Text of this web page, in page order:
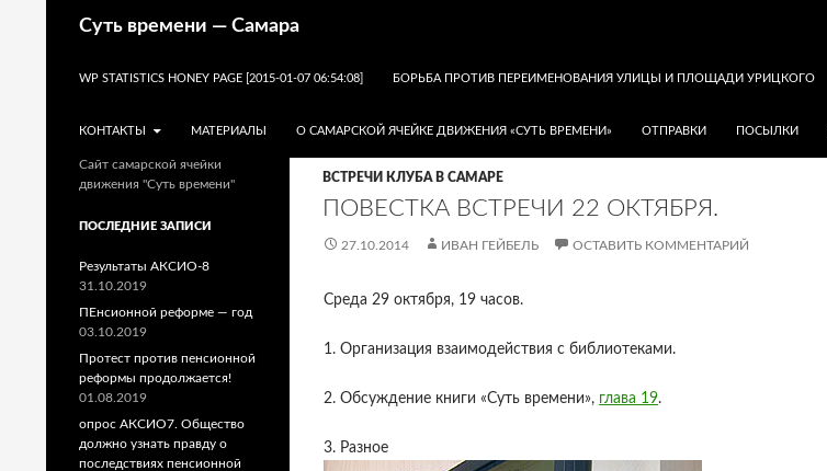
Суть времени — Самара
WP STATISTICS HONEY PAGE [2015-01-07 06:54:08]
БОРЬБА ПРОТИВ ПЕРЕИМЕНОВАНИЯ УЛИЦЫ И ПЛОЩАДИ УРИЦКОГО
КОНТАКТЫ МАТЕРИАЛЫ О САМАРСКОЙ ЯЧЕЙКЕ ДВИЖЕНИЯ «СУТЬ ВРЕМЕНИ» ОТПРАВКИ ПОСЫЛКИ
ВСТРЕЧИ КЛУБА В САМАРЕ
ПОВЕСТКА ВСТРЕЧИ 22 ОКТЯБРЯ.
27.10.2014 ИВАН ГЕЙБЕЛЬ ОСТАВИТЬ КОММЕНТАРИЙ
Среда 29 октября, 19 часов.
1. Организация взаимодействия с библиотеками.
2. Обсуждение книги «Суть времени», глава 19.
3. Разное
Сайт самарской ячейки
движения "Суть времени"
ПОСЛЕДНИЕ ЗАПИСИ
Результаты АКСИО-8
31.10.2019
ПЕнсионной реформе — год
03.10.2019
Протест против пенсионной
реформы продолжается!
01.08.2019
опрос АКСИО7. Общество
должно узнать правду о
последствиях пенсионной